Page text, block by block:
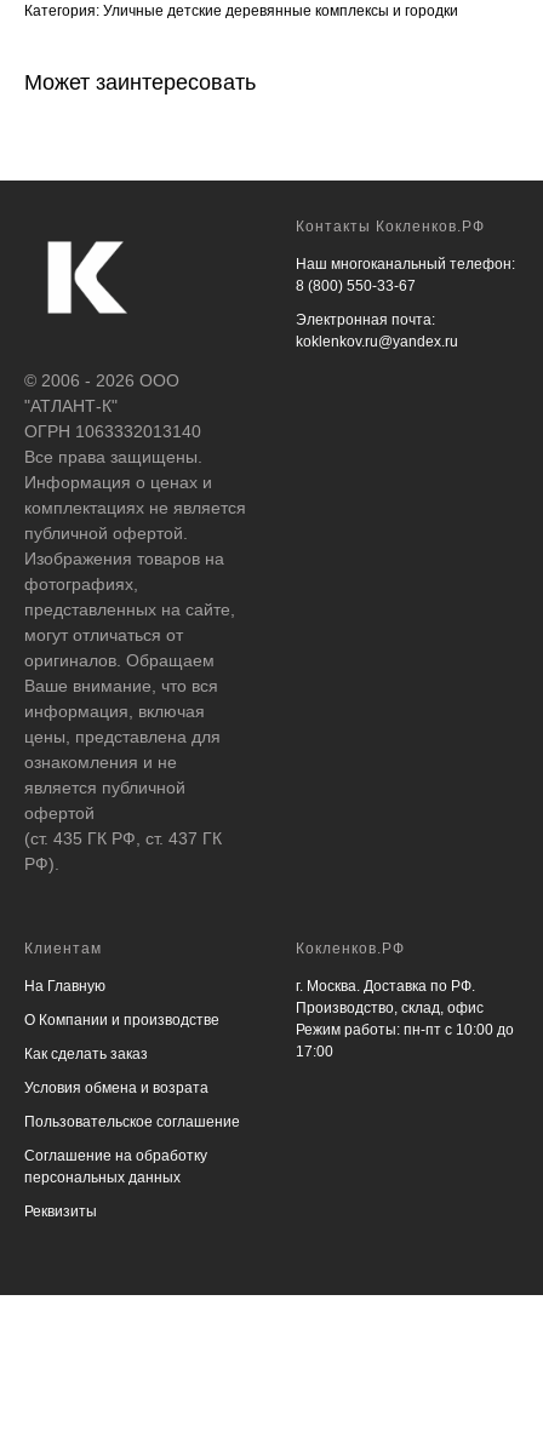
Категория: Уличные детские деревянные комплексы и городки
Может заинтересовать
© 2006 - 2026 ООО
"АТЛАНТ-К"
ОГРН 1063332013140
Все права защищены.
Информация о ценах и
комплектациях не является
публичной офертой.
Изображения товаров на
фотографиях,
представленных на сайте,
могут отличаться от
оригиналов. Обращаем
Ваше внимание, что вся
информация, включая
цены, представлена для
ознакомления и не
является публичной
офертой
(ст. 435 ГК РФ, ст. 437 ГК
РФ).
Контакты Кокленков.РФ
Наш многоканальный телефон:
8 (800) 550-33-67
Электронная почта:
koklenkov.ru@yandex.ru
Клиентам
На Главную
О Компании и производстве
Как сделать заказ
Условия обмена и возрата
Пользовательское соглашение
Соглашение на обработку
персональных данных
Реквизиты
Кокленков.РФ
г. Москва. Доставка по РФ.
Производство, склад, офис
Режим работы: пн-пт с 10:00 до
17:00